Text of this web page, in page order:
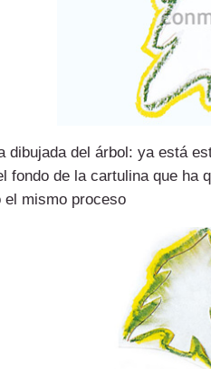
dibujada del árbol: ya está
fondo de la cartulina que ha
el mismo proceso